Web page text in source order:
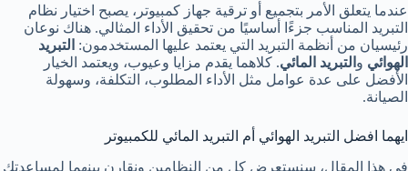
عندما يتعلق الأمر بتجميع أو ترقية جهاز كمبيوتر، يصبح اختيار نظام
التبريد المناسب جزءًا أساسيًا من تحقيق الأداء المثالي. هناك نوعان
رئيسيان من أنظمة التبريد التي يعتمد عليها المستخدمون: التبريد
الهوائي و التبريد المائي. كلاهما يقدم مزايا وعيوب، ويعتمد الخيار
الأفضل على عدة عوامل مثل الأداء المطلوب، التكلفة، وسهولة
الصيانة.
ايهما افضل التبريد الهوائي أم التبريد المائي للكمبيوتر
في هذا المقال، سنستعرض كل من النظامين ونقارن بينهما لمساعدتك